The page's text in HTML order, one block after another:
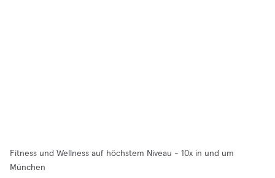
Fitness und Wellness auf höchstem Niveau - 10x in und um
München